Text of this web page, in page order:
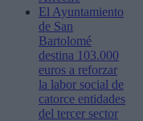
El Ayuntamiento
de San
Bartolomé
destina 103.000
euros a reforzar
la labor social de
catorce entidades
del tercer sector